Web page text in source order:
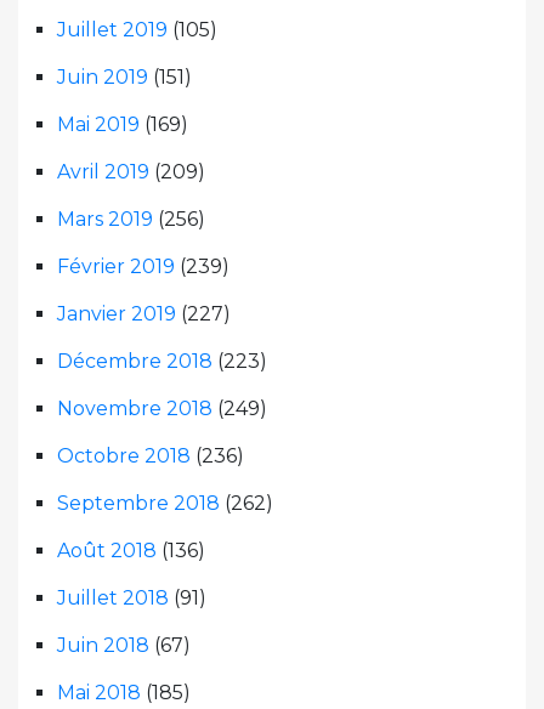
Juillet 2019 (105)
Juin 2019 (151)
Mai 2019 (169)
Avril 2019 (209)
Mars 2019 (256)
Février 2019 (239)
Janvier 2019 (227)
Décembre 2018 (223)
Novembre 2018 (249)
Octobre 2018 (236)
Septembre 2018 (262)
Août 2018 (136)
Juillet 2018 (91)
Juin 2018 (67)
Mai 2018 (185)